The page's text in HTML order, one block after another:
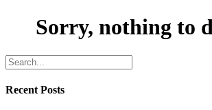
Sorry, nothing to
Recent Posts